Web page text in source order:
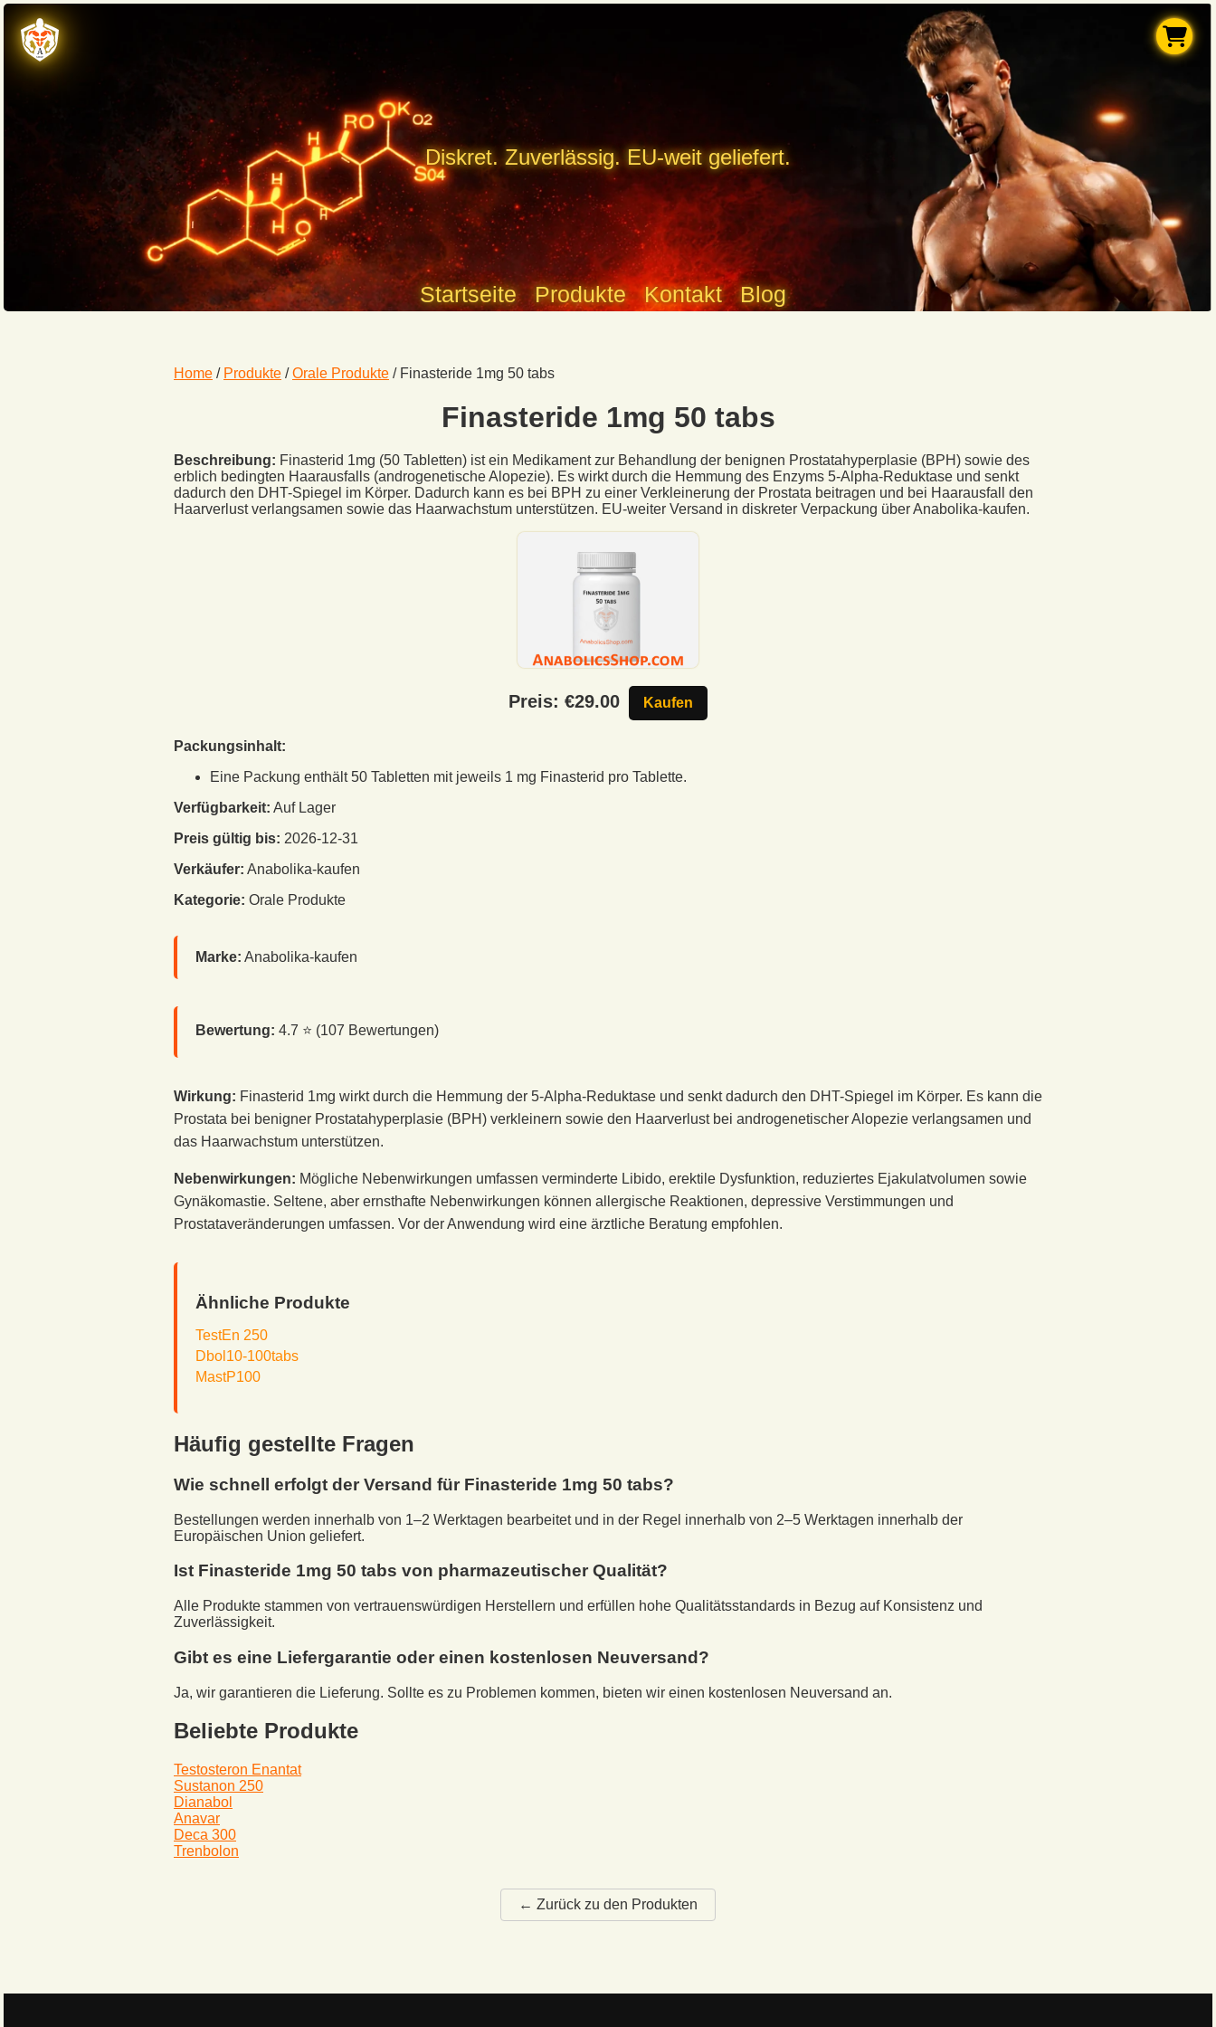
Diskret. Zuverlässig. EU-weit geliefert.
Startseite Produkte Kontakt Blog
Home / Produkte /Orale Produkte / Finasteride 1mg 50 tabs
Finasteride 1mg 50 tabs
Beschreibung: Finasterid 1mg (50 Tabletten) ist ein Medikament zur Behandlung der benignen Prostatahyperplasie (BPH) sowie des
erblich bedingten Haarausfalls (androgenetische Alopezie). Es wirkt durch die Hemmung des Enzyms 5-Alpha-Reduktase und senkt
dadurch den DHT-Spiegel im Körper. Dadurch kann es bei BPH zu einer Verkleinerung der Prostata beitragen und bei Haarausfall den
Haarverlust verlangsamen sowie das Haarwachstum unterstützen. EU-weiter Versand in diskreter Verpackung über Anabolika-kaufen.
Preis: €29.00 Kaufen
Packungsinhalt:
Eine Packung enthält 50 Tabletten mit jeweils 1 mg Finasterid pro Tablette.
Verfügbarkeit: Auf Lager
Preis gültig bis: 2026-12-31
Verkäufer: Anabolika-kaufen
Kategorie: Orale Produkte
Marke: Anabolika-kaufen
Bewertung: 4.7 ⭐ (107 Bewertungen)
Wirkung: Finasterid 1mg wirkt durch die Hemmung der 5-Alpha-Reduktase und senkt dadurch den DHT-Spiegel im Körper. Es kann die
Prostata bei benigner Prostatahyperplasie (BPH) verkleinern sowie den Haarverlust bei androgenetischer Alopezie verlangsamen und
das Haarwachstum unterstützen.
Nebenwirkungen: Mögliche Nebenwirkungen umfassen verminderte Libido, erektile Dysfunktion, reduziertes Ejakulatvolumen sowie
Gynäkomastie. Seltene, aber ernsthafte Nebenwirkungen können allergische Reaktionen, depressive Verstimmungen und
Prostataveränderungen umfassen. Vor der Anwendung wird eine ärztliche Beratung empfohlen.
Ähnliche Produkte
TestEn 250
Dbol10-100tabs
MastP100
Häufig gestellte Fragen
Wie schnell erfolgt der Versand für Finasteride 1mg 50 tabs?
Bestellungen werden innerhalb von 1–2 Werktagen bearbeitet und in der Regel innerhalb von 2–5 Werktagen innerhalb der
Europäischen Union geliefert.
Ist Finasteride 1mg 50 tabs von pharmazeutischer Qualität?
Alle Produkte stammen von vertrauenswürdigen Herstellern und erfüllen hohe Qualitätsstandards in Bezug auf Konsistenz und
Zuverlässigkeit.
Gibt es eine Liefergarantie oder einen kostenlosen Neuversand?
Ja, wir garantieren die Lieferung. Sollte es zu Problemen kommen, bieten wir einen kostenlosen Neuversand an.
Beliebte Produkte
Testosteron Enantat
Sustanon 250
Dianabol
Anavar
Deca 300
Trenbolon
← Zurück zu den Produkten